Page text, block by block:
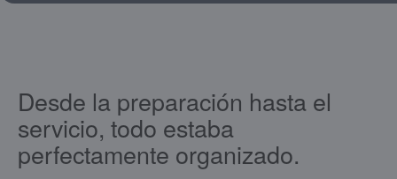
Desde la preparación hasta el
servicio, todo estaba
perfectamente organizado.